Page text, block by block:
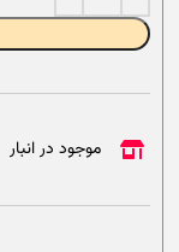
موجود در انبار